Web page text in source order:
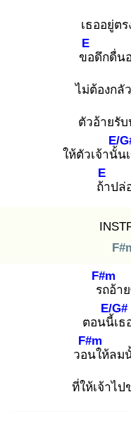
เธออยู่ต
ขอ
E
ดึกดื่น
ไม่ต้องกลั
ตัวอ้ายรั
ให้ตัวเจ้านั้น
E/
ถ้า
E
ปล่
รถ
F#m
อ้า
ตอนนี้เ
E/G#
ธ
วอน
F#m
ให้ลม
ที่ให้เจ้าไป